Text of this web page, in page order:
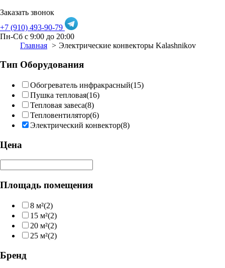
Заказать звонок
+7 (910) 493-90-79
Пн-Сб с 9:00 до 20:00
Главная
Электрические конвекторы Kalashnikov
Тип Оборудования
Обогреватель инфракрасный(15)
Пушка тепловая(16)
Тепловая завеса(8)
Тепловентилятор(6)
Электрический конвектор(8)
Цена
Площадь помещения
8 м²(2)
15 м²(2)
20 м²(2)
25 м²(2)
Бренд